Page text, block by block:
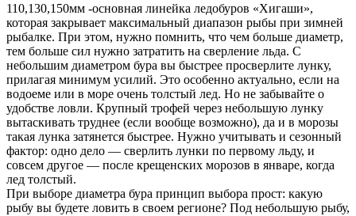
110,130,150мм -основная линейка ледобуров «Хигаши»,
которая закрывает максимальный диапазон рыбы при зимней
рыбалке. При этом, нужно помнить, что чем больше диаметр,
тем больше сил нужно затратить на сверление льда. С
небольшим диаметром бура вы быстрее просверлите лунку,
прилагая минимум усилий. Это особенно актуально, если на
водоеме или в море очень толстый лед. Но не забывайте о
удобстве ловли. Крупный трофей через небольшую лунку
вытаскивать труднее (если вообще возможно), да и в морозы
такая лунка затянется быстрее. Нужно учитывать и сезонный
фактор: одно дело — сверлить лунки по первому льду, и
совсем другое — после крещенских морозов в январе, когда
лед толстый.
При выборе диаметра бура принцип выбора прост: какую
рыбу вы будете ловить в своем регионе? Под небольшую рыбу,